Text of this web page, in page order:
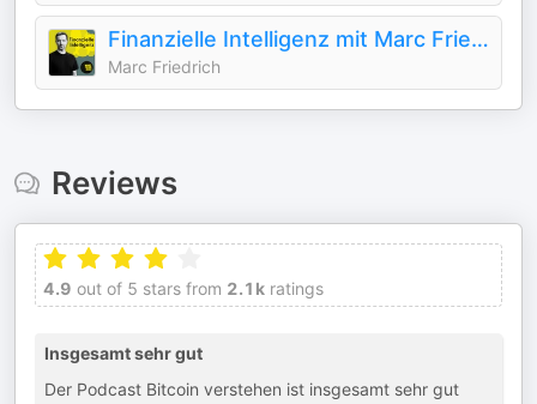
Finanzielle Intelligenz mit Marc Friedrich
Marc Friedrich
Reviews
4.9 out of 5 stars from 2.1k ratings
Insgesamt sehr gut
Der Podcast Bitcoin verstehen ist insgesamt sehr gut